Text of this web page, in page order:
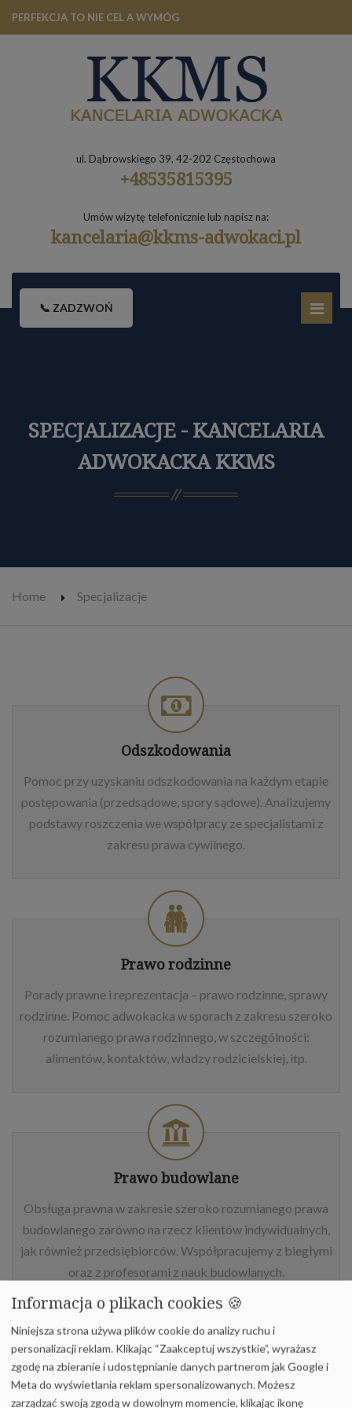
PERFEKCJA TO NIE CEL A WYMÓG
ul. Dąbrowskiego 39, 42-202 Częstochowa
+48535815395
Umów wizytę telefonicznie lub napisz na:
kancelaria@kkms-adwokaci.pl
📞 ZADZWOŃ
SPECJALIZACJE - KANCELARIA
ADWOKACKA KKMS
Home Specjalizacje
Odszkodowania
Pomoc przy uzyskaniu odszkodowania na każdym etapie
postępowania (przedsądowe, spory sądowe). Analizujemy
podstawy roszczenia we współpracy ze specjalistami z
zakresu prawa cywilnego.
Prawo rodzinne
Porady prawne i reprezentacja – prawo rodzinne, sprawy
rodzinne. Pomoc adwokacka w sporach z zakresu szeroko
rozumianego prawa rodzinnego, w szczególności:
alimentów, kontaktów, władzy rodzicielskiej, itp.
Prawo budowlane
Obsługa prawna w zakresie szeroko rozumianego prawa
budowlanego zarówno na rzecz klientów indywidualnych,
jak również przedsiębiorców. Współpracujemy z biegłymi
oraz z profesorami z nauk budowlanych.
Prawo spadkowe
Informacja o plikach cookies 🍪
Niniejsza strona używa plików cookie do analizy ruchu i
personalizacji reklam. Klikając “Zaakceptuj wszystkie”, wyrażasz
zgodę na zbieranie i udostępnianie danych partnerom jak Google i
Meta do wyświetlania reklam spersonalizowanych. Możesz
zarządzać swoją zgodą w dowolnym momencie, klikając ikonę